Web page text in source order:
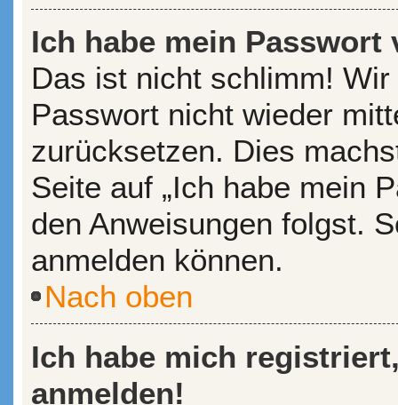
Ich habe mein Passwort
Das ist nicht schlimm!
Passwort nicht wieder
zurücksetzen. Dies
Seite auf „Ich habe mein
den Anweisungen folgst.
anmelden können.
Nach oben
Ich habe mich
anmelden!